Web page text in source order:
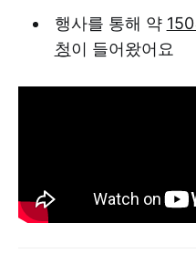
행사를 통해 약
청이 들어왔어요